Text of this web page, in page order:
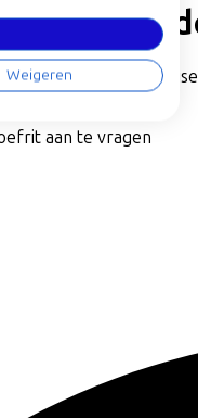
onze partners
aan te vragen
Weigeren